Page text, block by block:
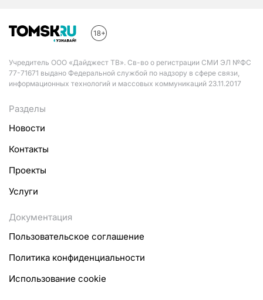
Учредитель ООО «Дайджест ТВ». Св-во о регистрации СМИ ЭЛ №ФС
77-71671 выдано Федеральной службой по надзору в сфере связи,
информационных технологий и массовых коммуникаций 23.11.2017
Разделы
Новости
Контакты
Проекты
Услуги
Документация
Пользовательское соглашение
Политика конфиденциальности
Использование cookie